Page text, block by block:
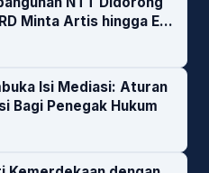
Minta Artis hingga EO
Isi Mediasi: Aturan
Bagi Penegak Hukum